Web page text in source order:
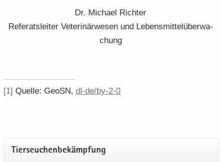
Dr. Mi­cha­el Rich­ter
Re­fe­rats­lei­ter Ve­te­ri­när­we­sen und Le­bens­mit­tel­über­wa­
chung
[1] Quel­le: GeoSN, dl-de/by-2-0
Tier­seu­chen­be­kämp­fung